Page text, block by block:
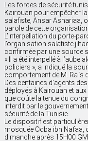
Les forces de sécurité
Kairouan pour empêcher
salafiste, Ansar Ashariaa,
parole de cette
L’interpellation du porte-
l’organisation salafiste
confirmée par une source
« Il a été interpellé à l’aube
policiers », a indiqué la
comportement de M. Raïs
Des centaines d’agents
déployés à Kairouan et
que coûte la tenue du
interdit par le
sécurité de la Tunisie.
Le dispositif est
mosquée Oqba ibn
dimanche après 15H00